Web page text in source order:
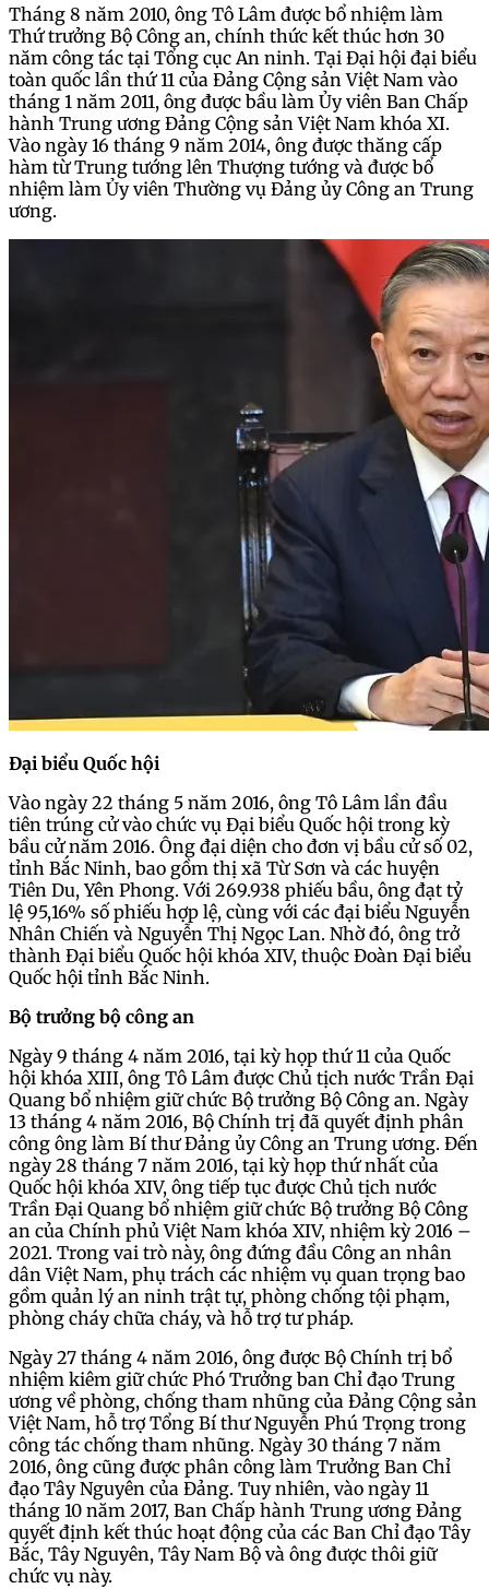
Tháng 8 năm 2010, ông Tô Lâm được bổ nhiệm làm
Thứ trưởng Bộ Công an, chính thức kết thúc hơn 30
năm công tác tại Tổng cục An ninh. Tại Đại hội đại biểu
toàn quốc lần thứ 11 của Đảng Cộng sản Việt Nam vào
tháng 1 năm 2011, ông được bầu làm Ủy viên Ban Chấp
hành Trung ương Đảng Cộng sản Việt Nam khóa XI.
Vào ngày 16 tháng 9 năm 2014, ông được thăng cấp
hàm từ Trung tướng lên Thượng tướng và được bổ
nhiệm làm Ủy viên Thường vụ Đảng ủy Công an Trung
ương.
Đại biểu Quốc hội
Vào ngày 22 tháng 5 năm 2016, ông Tô Lâm lần đầu
tiên trúng cử vào chức vụ Đại biểu Quốc hội trong kỳ
bầu cử năm 2016. Ông đại diện cho đơn vị bầu cử số 02,
tỉnh Bắc Ninh, bao gồm thị xã Từ Sơn và các huyện
Tiên Du, Yên Phong. Với 269.938 phiếu bầu, ông đạt tỷ
lệ 95,16% số phiếu hợp lệ, cùng với các đại biểu Nguyễn
Nhân Chiến và Nguyễn Thị Ngọc Lan. Nhờ đó, ông trở
thành Đại biểu Quốc hội khóa XIV, thuộc Đoàn Đại biểu
Quốc hội tỉnh Bắc Ninh.
Bộ trưởng bộ công an
Ngày 9 tháng 4 năm 2016, tại kỳ họp thứ 11 của Quốc
hội khóa XIII, ông Tô Lâm được Chủ tịch nước Trần Đại
Quang bổ nhiệm giữ chức Bộ trưởng Bộ Công an. Ngày
13 tháng 4 năm 2016, Bộ Chính trị đã quyết định phân
công ông làm Bí thư Đảng ủy Công an Trung ương. Đến
ngày 28 tháng 7 năm 2016, tại kỳ họp thứ nhất của
Quốc hội khóa XIV, ông tiếp tục được Chủ tịch nước
Trần Đại Quang bổ nhiệm giữ chức Bộ trưởng Bộ Công
an của Chính phủ Việt Nam khóa XIV, nhiệm kỳ 2016 –
2021. Trong vai trò này, ông đứng đầu Công an nhân
dân Việt Nam, phụ trách các nhiệm vụ quan trọng bao
gồm quản lý an ninh trật tự, phòng chống tội phạm,
phòng cháy chữa cháy, và hỗ trợ tư pháp.
Ngày 27 tháng 4 năm 2016, ông được Bộ Chính trị bổ
nhiệm kiêm giữ chức Phó Trưởng ban Chỉ đạo Trung
ương về phòng, chống tham nhũng của Đảng Cộng sản
Việt Nam, hỗ trợ Tổng Bí thư Nguyễn Phú Trọng trong
công tác chống tham nhũng. Ngày 30 tháng 7 năm
2016, ông cũng được phân công làm Trưởng Ban Chỉ
đạo Tây Nguyên của Đảng. Tuy nhiên, vào ngày 11
tháng 10 năm 2017, Ban Chấp hành Trung ương Đảng
quyết định kết thúc hoạt động của các Ban Chỉ đạo Tây
Bắc, Tây Nguyên, Tây Nam Bộ và ông được thôi giữ
chức vụ này.